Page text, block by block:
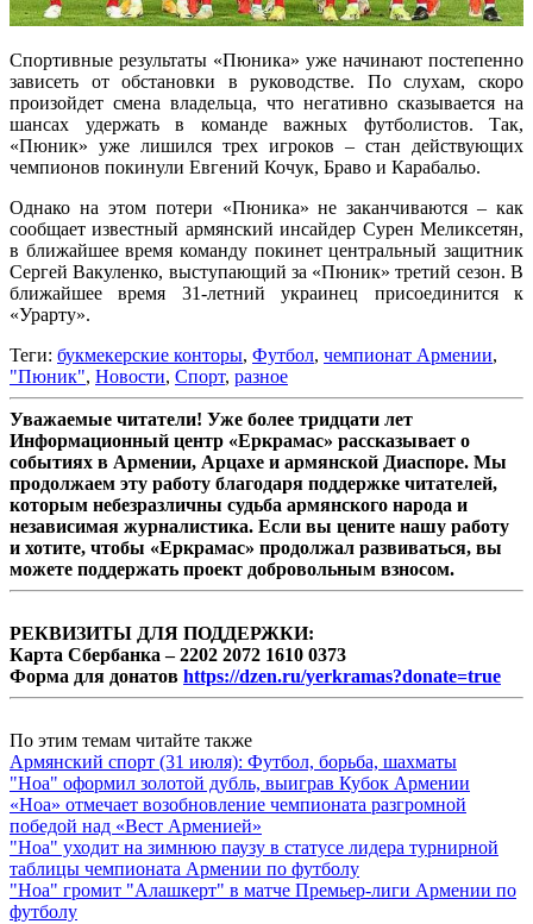
Спортивные результаты «Пюника» уже начинают постепенно
зависеть от обстановки в руководстве. По слухам, скоро
произойдет смена владельца, что негативно сказывается на
шансах удержать в команде важных футболистов. Так,
«Пюник» уже лишился трех игроков – стан действующих
чемпионов покинули Евгений Кочук, Браво и Карабальо.
Однако на этом потери «Пюника» не заканчиваются – как
сообщает известный армянский инсайдер Сурен Меликсетян,
в ближайшее время команду покинет центральный защитник
Сергей Вакуленко, выступающий за «Пюник» третий сезон. В
ближайшее время 31-летний украинец присоединится к
«Урарту».
Теги: букмекерские конторы, Футбол, чемпионат Армении,
"Пюник", Новости, Спорт, разное
Уважаемые читатели! Уже более тридцати лет
Информационный центр «Еркрамас» рассказывает о
событиях в Армении, Арцахе и армянской Диаспоре. Мы
продолжаем эту работу благодаря поддержке читателей,
которым небезразличны судьба армянского народа и
независимая журналистика. Если вы цените нашу работу
и хотите, чтобы «Еркрамас» продолжал развиваться, вы
можете поддержать проект добровольным взносом.
РЕКВИЗИТЫ ДЛЯ ПОДДЕРЖКИ:
Карта Сбербанка – 2202 2072 1610 0373
Форма для донатов https://dzen.ru/yerkramas?donate=true
По этим темам читайте также
Армянский спорт (31 июля): Футбол, борьба, шахматы
"Ноа" оформил золотой дубль, выиграв Кубок Армении
«Ноа» отмечает возобновление чемпионата разгромной
победой над «Вест Арменией»
"Ноа" уходит на зимнюю паузу в статусе лидера турнирной
таблицы чемпионата Армении по футболу
"Ноа" громит "Алашкерт" в матче Премьер-лиги Армении по
футболу